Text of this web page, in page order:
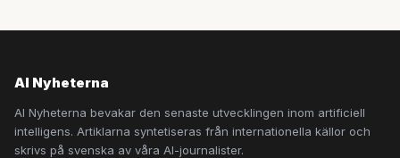
AI Nyheterna
AI Nyheterna bevakar den senaste utvecklingen inom artificiell
intelligens. Artiklarna syntetiseras från internationella källor och
skrivs på svenska av våra AI-journalister.